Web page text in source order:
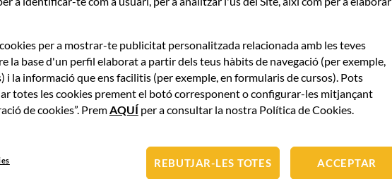
les infraestructures.
per a mostrar-te publicitat personalitzada relacionada amb les teves
la base d'un perfil elaborat a partir dels teus hàbits de navegació (per exemple,
i la informació que ens facilitis (per exemple, en formularis de cursos). Pots
totes les cookies prement el botó corresponent o configurar-les mitjançant
de cookies”. PremAQUÍ per a consultar la nostra Política de Cookies.
REBUTJAR-LES TOTES ACCEPTAR